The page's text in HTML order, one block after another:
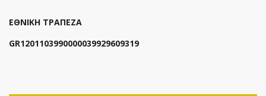
ΕΘΝΙΚΗ ΤΡΑΠΕΖΑ
GR1201103990000039929609319